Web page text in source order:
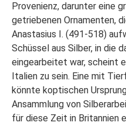
Provenienz, darunter eine
getriebenen Ornamenten,
Anastasius I. (491-518)
Schüssel aus Silber, in die
eingearbeitet war, scheint
Italien zu sein. Eine mit
könnte koptischen
Ansammlung von
für diese Zeit in Britannien